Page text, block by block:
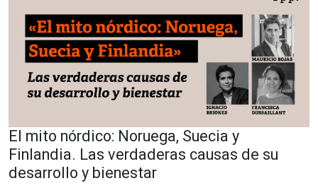
El mito nórdico: Noruega, Suecia y
Finlandia. Las verdaderas causas de su
desarrollo y bienestar